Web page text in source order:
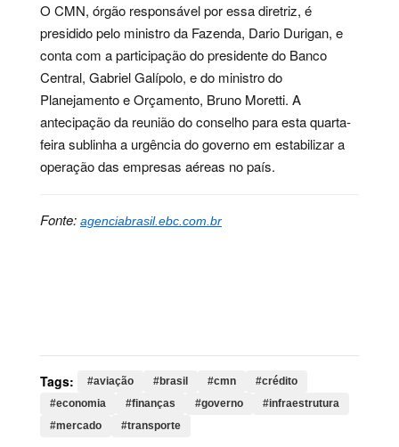
O CMN, órgão responsável por essa diretriz, é
presidido pelo ministro da Fazenda, Dario Durigan, e
conta com a participação do presidente do Banco
Central, Gabriel Galípolo, e do ministro do
Planejamento e Orçamento, Bruno Moretti. A
antecipação da reunião do conselho para esta quarta-
feira sublinha a urgência do governo em estabilizar a
operação das empresas aéreas no país.
Fonte: agenciabrasil.ebc.com.br
Tags: #aviação #brasil #cmn
#crédito
#economia
#finanças #governo
#infraestrutura
#mercado
#transporte